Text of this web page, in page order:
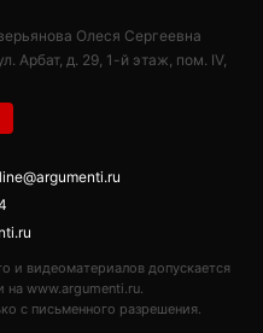
Олеся Сергеевна
Арбат, д. 29, 1-й этаж, пом. IV,
и видеоматериалов допускается
на www.argumenti.ru.
с письменного разрешения.